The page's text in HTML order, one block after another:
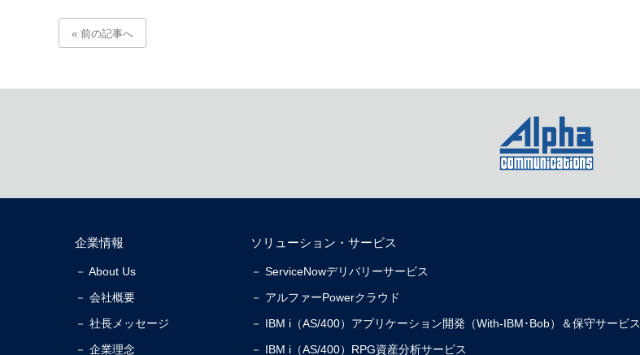
« 前の記事へ
企業情報
－ About Us
－ 会社概要
－ 社長メッセージ
－ 企業理念
ソリューション・サービス
－ ServiceNowデリバリーサービス
－ アルファーPowerクラウド
－ IBM i（AS/400）アプリケーション開発（With-IBM･Bob）＆保守サービス
－ IBM i（AS/400）RPG資産分析サービス